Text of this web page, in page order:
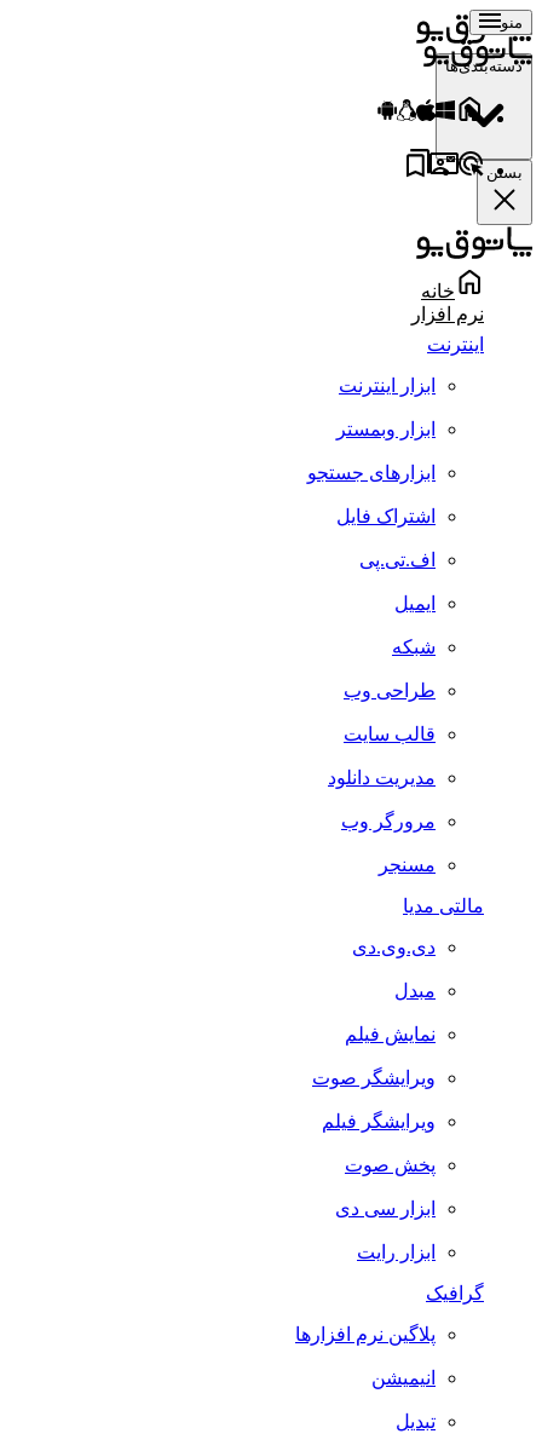
منو
دسته‌بندی‌ها
بستن
خانه
نرم افزار
اینترنت
ابزار اینترنت
ابزار وبمستر
ابزارهای جستجو
اشتراک فایل
اف.تی.پی
ایمیل
شبکه
طراحی وب
قالب سایت
مدیریت دانلود
مرورگر وب
مسنجر
مالتی مدیا
دی.وی.دی
مبدل
نمایش فیلم
ویرایشگر صوت
ویرایشگر فیلم
پخش صوت
ابزار سی دی
ابزار رایت
گرافیک
پلاگین نرم افزارها
انیمیشن
تبدیل